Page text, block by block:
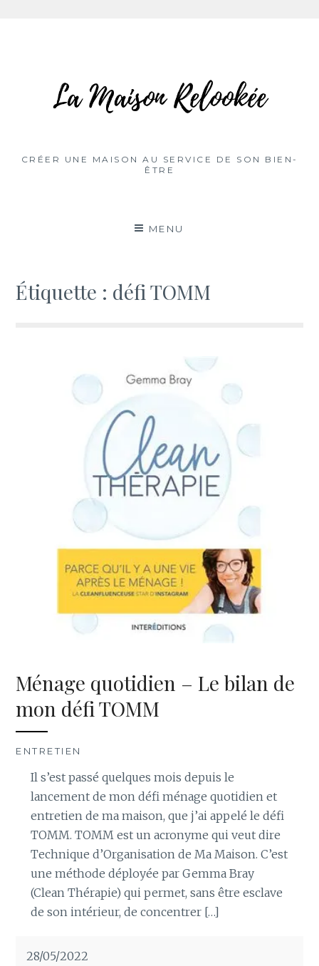
CRÉER UNE MAISON AU SERVICE DE SON BIEN-
ÊTRE
MENU
Étiquette : défi TOMM
Ménage quotidien – Le bilan de
mon défi TOMM
ENTRETIEN
Il s’est passé quelques mois depuis le
lancement de mon défi ménage quotidien et
entretien de ma maison, que j’ai appelé le défi
TOMM. TOMM est un acronyme qui veut dire
Technique d’Organisation de Ma Maison. C’est
une méthode déployée par Gemma Bray
(Clean Thérapie) qui permet, sans être esclave
de son intérieur, de concentrer […]
28/05/2022